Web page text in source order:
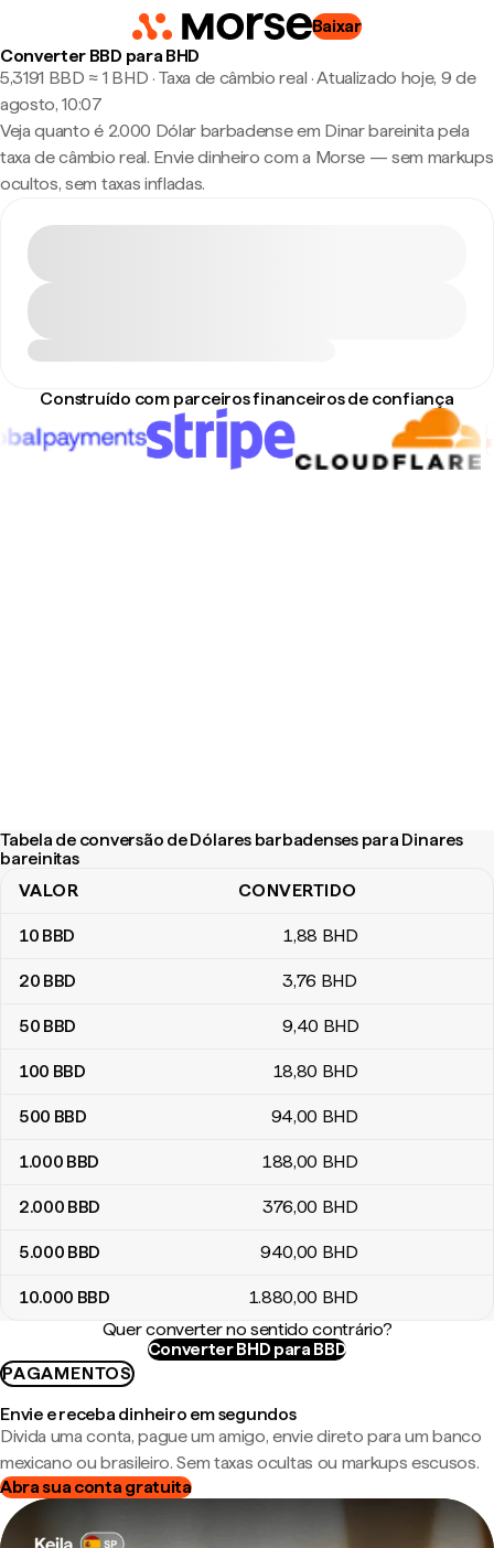
Baixar
Converter BBD para BHD
5,3191 BBD ≈ 1 BHD · Taxa de câmbio real ·Atualizado hoje, 9 de
agosto, 10:07
Veja quanto é 2.000 Dólar barbadense em Dinar bareinita pela
taxa de câmbio real. Envie dinheiro com a Morse — sem markups
ocultos, sem taxas infladas.
Construído com parceiros financeiros de confiança
Tabela de conversão de Dólares barbadenses para Dinares
bareinitas
Tabela de conversão de Dólares barbadenses para Dinares
VALOR CONVERTIDO
10 BBD 1,88 BHD
20 BBD 3,76 BHD
50 BBD 9,40 BHD
100 BBD 18,80 BHD
500 BBD 94,00 BHD
1.000 BBD 188,00 BHD
2.000 BBD 376,00 BHD
5.000 BBD 940,00 BHD
10.000 BBD 1.880,00 BHD
Quer converter no sentido contrário?
Converter BHD para BBD
PAGAMENTOS
Envie e receba dinheiro em segundos
Divida uma conta, pague um amigo, envie direto para um banco
mexicano ou brasileiro. Sem taxas ocultas ou markups escusos.
Abra sua conta gratuita